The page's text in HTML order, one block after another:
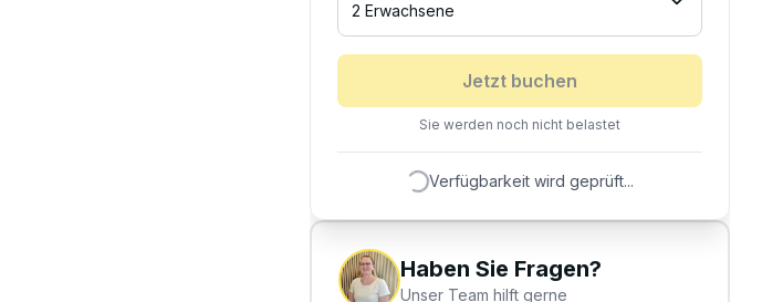
2 Erwachsene
Jetzt buchen
Sie werden noch nicht belastet
Verfügbarkeit wird geprüft...
Haben Sie Fragen?
Unser Team hilft gerne